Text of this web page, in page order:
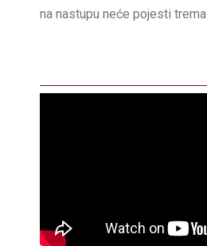
na nastupu neće pojesti trema.